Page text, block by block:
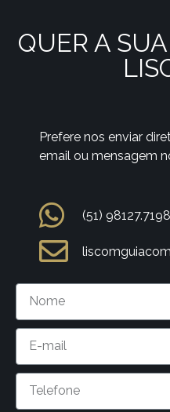
QUER A
Prefere nos enviar
email ou mensagem
(51) 98127.7198